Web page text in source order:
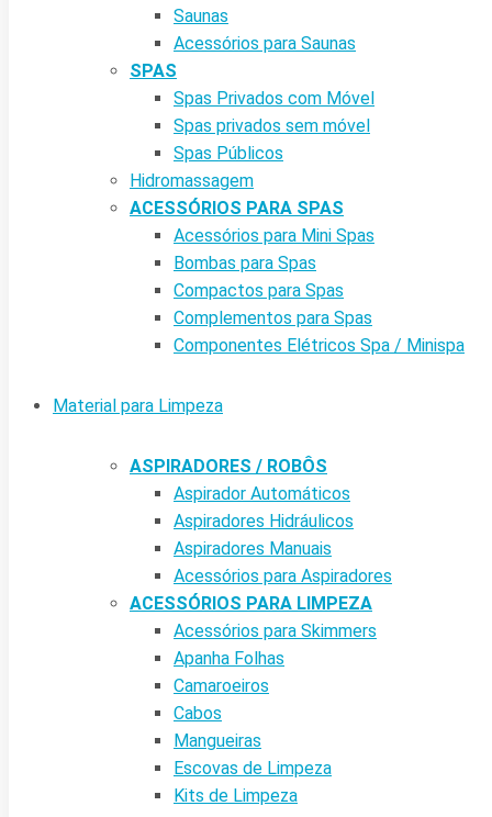
Saunas
Acessórios para Saunas
SPAS
Spas Privados com Móvel
Spas privados sem móvel
Spas Públicos
Hidromassagem
ACESSÓRIOS PARA SPAS
Acessórios para Mini Spas
Bombas para Spas
Compactos para Spas
Complementos para Spas
Componentes Elétricos Spa / Minispa
Material para Limpeza
ASPIRADORES / ROBÔS
Aspirador Automáticos
Aspiradores Hidráulicos
Aspiradores Manuais
Acessórios para Aspiradores
ACESSÓRIOS PARA LIMPEZA
Acessórios para Skimmers
Apanha Folhas
Camaroeiros
Cabos
Mangueiras
Escovas de Limpeza
Kits de Limpeza